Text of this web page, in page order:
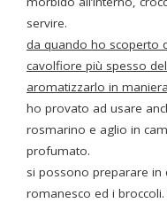
servire.
da quando ho scoperto
cavolfiore più spesso
aromatizzarlo in
ho provato ad usare
rosmarino e aglio in
profumato.
si possono preparare
romanesco ed i